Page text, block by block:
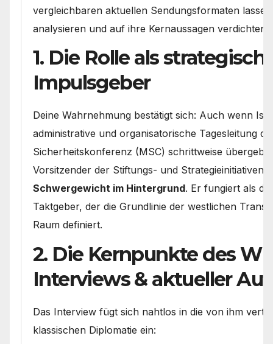
vergleichbaren aktuellen Sendungsformaten
analysieren und auf ihre Kernaussagen verdichten:
1. Die Rolle als
Impulsgeber
Deine Wahrnehmung bestätigt sich: Auch wenn
administrative und organisatorische Tagesleitung
Sicherheitskonferenz (MSC) schrittweise
Vorsitzender der Stiftungs- und Strategieinitiativen
Schwergewicht im Hintergrund. Er fungiert als
Taktgeber, der die Grundlinie der westlichen
Raum definiert.
2. Die Kernpunkte des
Interviews & aktueller
Das Interview fügt sich nahtlos in die von ihm
klassischen Diplomatie ein: